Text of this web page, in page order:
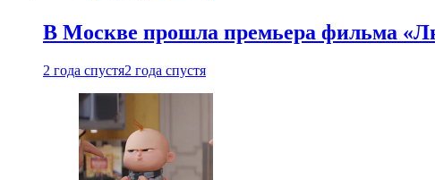
В Москве прошла премьера фильма
2 года спустя2 года спустя